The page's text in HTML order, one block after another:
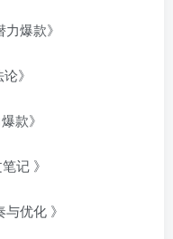
爆款》
》
款》
记 》
优化 》